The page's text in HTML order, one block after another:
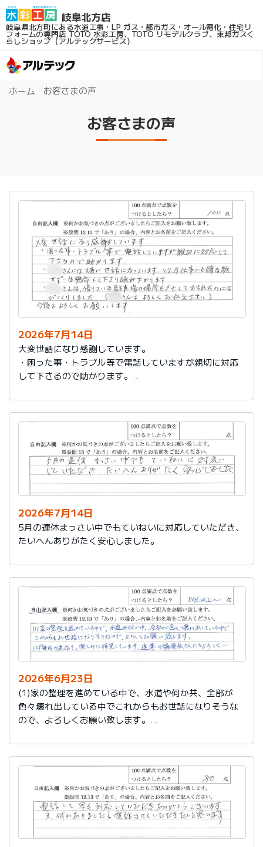
岐阜県北方町にある水道工事・LP ガス・都市ガス・オール電化・住宅リ
フォームの専門店TOTO 水彩工房、TOTO リモデルクラブ、東邦ガスく
らしショップ（アルテックサービス）
ホーム お客さまの声
お客さまの声
2026年7月14日
大変世話になり感謝しています。
・困った事・トラブル等で電話していますが親切に対応
して下さるので助かります。
にも嫌な顔せず一生懸命して下さり頭が下がります。
・社員さんは、借りている駐車場の場所をメモしておら
れたのにはびっくりしました。（社員さんはよろしくお
伝え下さい）
今後もよろしくお願いします。
2026年7月14日
5月の連休まっさい中でもていねいに対応していただき、
たいへんありがたく安心しました。
2026年6月23日
(1)家の整理を進めている中で、水道や何か共、全部が
色々壊れ出している中でこれからもお世話になりそうな
ので、よろしくお願い致します。
集長さんにもよろしく…